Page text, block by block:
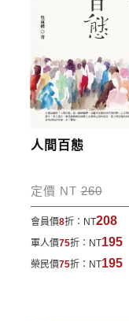
作者簡介:
吳東權
字仲謀，筆名人言
理；執教於文大、
曾獲中山文藝獎、
步驟4
完成訂購
訂購完成後，可
訂單處理的狀態。
運費說明:
*國內凡一次訂購
包裹運送，一律
費。外文書籍將由
人間百態
定價 NT260
會員價8折： NT208
軍人價75折： NT195
榮民價75折： NT195